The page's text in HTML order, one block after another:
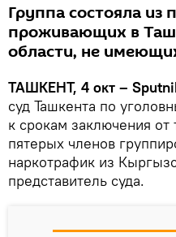
Группа состояла из
проживающих в
области, не
ТАШКЕНТ, 4 окт –
суд Ташкента по
к срокам заключения от
пятерых членов
наркотрафик из
представитель суда.